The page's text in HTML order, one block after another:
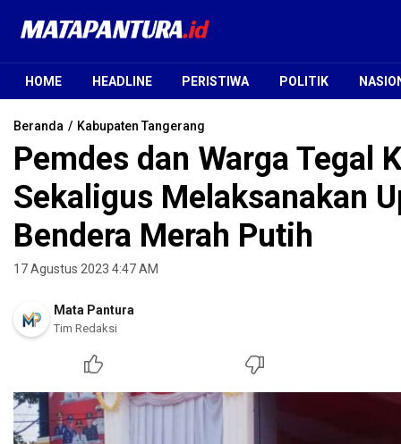
Mata Pantura
Jendela Informasi Terpercaya
HOME HEADLINE PERISTIWA POLITIK
Beranda Kabupaten Tangerang
Pemdes dan Warga Tegal
Sekaligus Melaksanakan
Bendera Merah Putih
17 Agustus 2023 4:47 AM
Mata Pantura
Tim Redaksi